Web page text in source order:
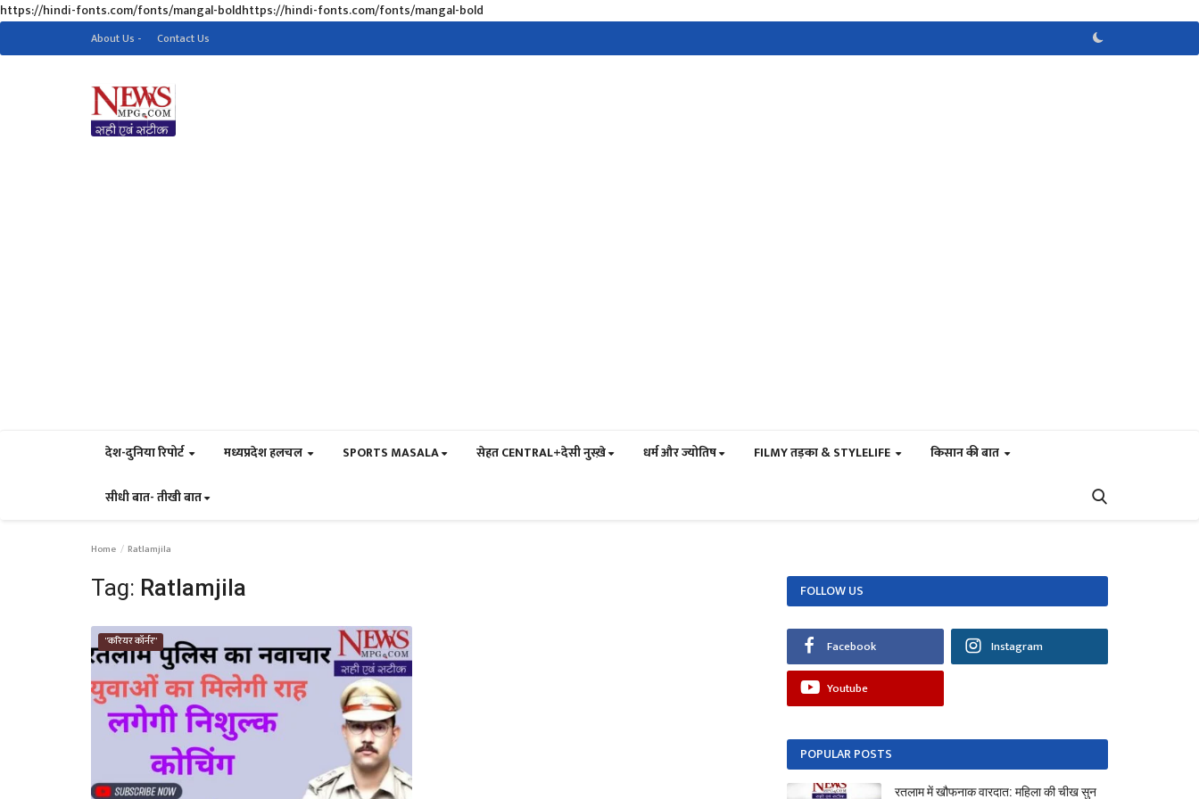
https://hindi-fonts.com/fonts/mangal-boldhttps://hindi-fonts.com/fonts/mangal-bold
About Us - Contact Us
देश-दुनिया रिपोर्ट मध्यप्रदेश हलचल SPORTS MASALA सेहत CENTRAL+देसी नुस्ख़े धर्म और ज्योतिष FILMY तड़का & STYLELIFE किसान की बात
सीधी बात- तीखी बात
Home Ratlamjila
Tag: Ratlamjila
"करियर कॉर्नर"
FOLLOW US
Facebook Instagram
Youtube
POPULAR POSTS
रतलाम में खौफनाक वारदात: महिला की चीख सुन